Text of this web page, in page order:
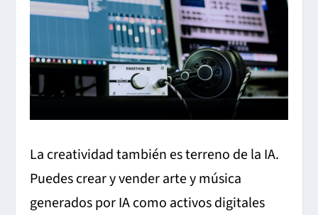
La creatividad también es terreno de la IA.
Puedes crear y vender arte y música
generados por IA como activos digitales